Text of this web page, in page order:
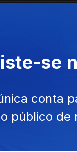
já terem voltado a
NEWL nos EUA.
entre cidadãos de
e subsídios.
se
conta
público de